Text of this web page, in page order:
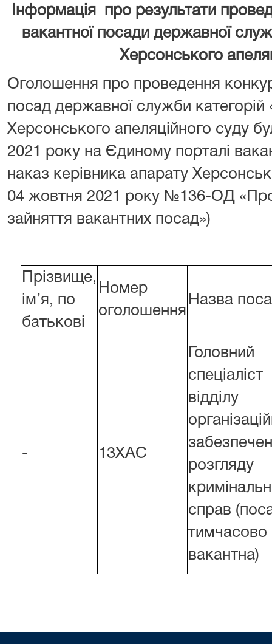
Інформація про результати
вакантної посади державної
Херсонського
Оголошення про проведення
посад державної служби
Херсонського апеляційного суду
2021 року на Єдиному порталі
наказ керівника апарату
04 жовтня 2021 року №136-ОД
зайняття вакантних посад»)
Прізвище,
ім’я, по
батькові
Номер
оголошення
Назва
- 13ХАС
Головний
спеціаліст
відділу
розгляду
справ
тимчасово
вакантна)